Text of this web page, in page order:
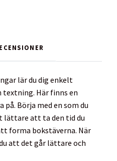
lär du dig enkelt
Här finns en
Börja med en som du
lättare att ta den tid du
forma bokstäverna. När
att det går lättare och